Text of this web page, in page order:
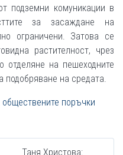
подземни комуникации в
за засаждане на
ограничени. Затова се
растителност, чрез
отделяне на пешеходните
подобряване на средата.
поръчки
Таня Христова: